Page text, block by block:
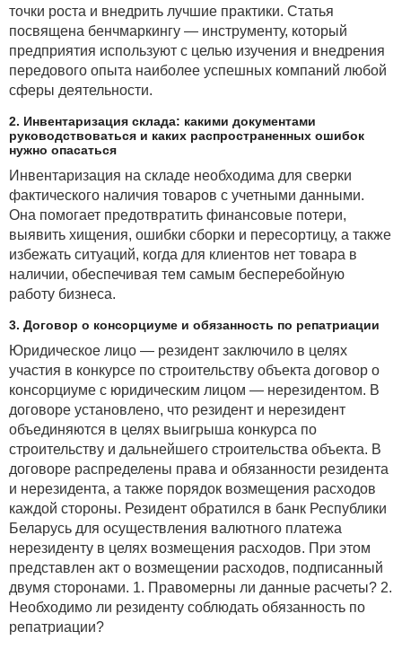
возмещение контрагенту его расходов
При определении налогового обязательства по
налогу на прибыль учитываются затраты по
производству и реализации товаров (работ, услуг)
статья 130
ограничения по уменьшению налогооблагаемой
прибыли.
Плательщик, выступающий комитентом
(доверителем или стороной по иному аналогичному
договору), может учесть при налогообложении
прибыли расходы, которые представляют собой
стоимостную оценку использованных в процессе
производства и реализации товаров (работ, услуг),
имущественных прав природных ресурсов, сырья,
нематериальных активов, трудовых ресурсов и иных
расходов на их производство и реализацию,
отражаемых в бухгалтерском учете.
Расходы, не связанные с производством
и реализацией товаров (работ, услуг),
имущественных прав, в том числе поименованные
встатье 131НК, не могут уменьшать
налогооблагаемую прибыль. Кроме этого, затраты,
перечисленные в названной статье, и иные затраты,
не учитываемые при налогообложении
в соответствии с законодательством, не могут быть
включены и в состав внереализационных расходов.
Плательщик, выступающий стороной в договорах, не
имеющих признаков договоров комиссии,
поручения, оплачивающий стоимость товара (работ,
точки роста и внедрить лучшие практики. Статья
посвящена бенчмаркингу — инструменту, который
предприятия используют с целью изучения и внедрения
передового опыта наиболее успешных компаний любой
сферы деятельности.
2. Инвентаризация склада: какими документами
руководствоваться и каких распространенных ошибок
нужно опасаться
Инвентаризация на складе необходима для сверки
фактического наличия товаров с учетными данными.
Она помогает предотвратить финансовые потери,
выявить хищения, ошибки сборки и пересортицу, а также
избежать ситуаций, когда для клиентов нет товара в
наличии, обеспечивая тем самым бесперебойную
работу бизнеса.
3. Договор о консорциуме и обязанность по репатриации
Юридическое лицо — резидент заключило в целях
участия в конкурсе по строительству объекта договор о
консорциуме с юридическим лицом — нерезидентом. В
договоре установлено, что резидент и нерезидент
объединяются в целях выигрыша конкурса по
строительству и дальнейшего строительства объекта. В
договоре распределены права и обязанности резидента
и нерезидента, а также порядок возмещения расходов
каждой стороны. Резидент обратился в банк Республики
Беларусь для осуществления валютного платежа
нерезиденту в целях возмещения расходов. При этом
представлен акт о возмещении расходов, подписанный
двумя сторонами. 1. Правомерны ли данные расчеты? 2.
Необходимо ли резиденту соблюдать обязанность по
репатриации?